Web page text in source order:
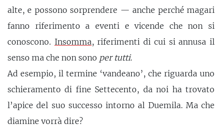
alte, e possono sorprendere — anche perché magari
fanno riferimento a eventi e vicende che non si
conoscono. Insomma, riferimenti di cui si annusa il
senso ma che non sono per tutti.
Ad esempio, il termine ‘vandeano’, che riguarda uno
schieramento di fine Settecento, da noi ha trovato
l’apice del suo successo intorno al Duemila. Ma che
diamine vorrà dire?